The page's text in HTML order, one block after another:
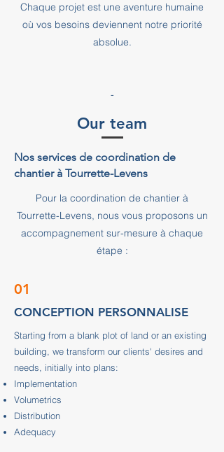
Chaque projet est une aventure humaine
où vos besoins deviennent notre priorité
absolue.
-
Our team
Nos services de coordination de
chantier à Tourrette-Levens
Pour la coordination de chantier à
Tourrette-Levens, nous vous proposons un
accompagnement sur-mesure à chaque
étape :
01
CONCEPTION PERSONNALISE
Starting from a blank plot of land or an existing
building, we transform our clients' desires and
needs, initially into plans:
Implementation
Volumetrics
Distribution
Adequacy